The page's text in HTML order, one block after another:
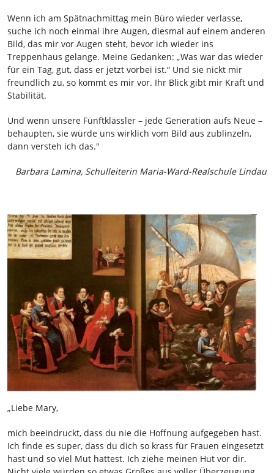
Wenn ich am Spätnachmittag mein Büro wieder verlasse,
suche ich noch einmal ihre Augen, diesmal auf einem anderen
Bild, das mir vor Augen steht, bevor ich wieder ins
Treppenhaus gelange. Meine Gedanken: „Was war das wieder
für ein Tag, gut, dass er jetzt vorbei ist.“ Und sie nickt mir
freundlich zu, so kommt es mir vor. Ihr Blick gibt mir Kraft und
Stabilität.
Und wenn unsere Fünftklässler – jede Generation aufs Neue –
behaupten, sie würde uns wirklich vom Bild aus zublinzeln,
dann versteh ich das."
Barbara Lamina, Schulleiterin Maria-Ward-Realschule Lindau
„Liebe Mary,
mich beeindruckt, dass du nie die Hoffnung aufgegeben hast.
Ich finde es super, dass du dich so krass für Frauen eingesetzt
hast und so viel Mut hattest. Ich ziehe meinen Hut vor dir.